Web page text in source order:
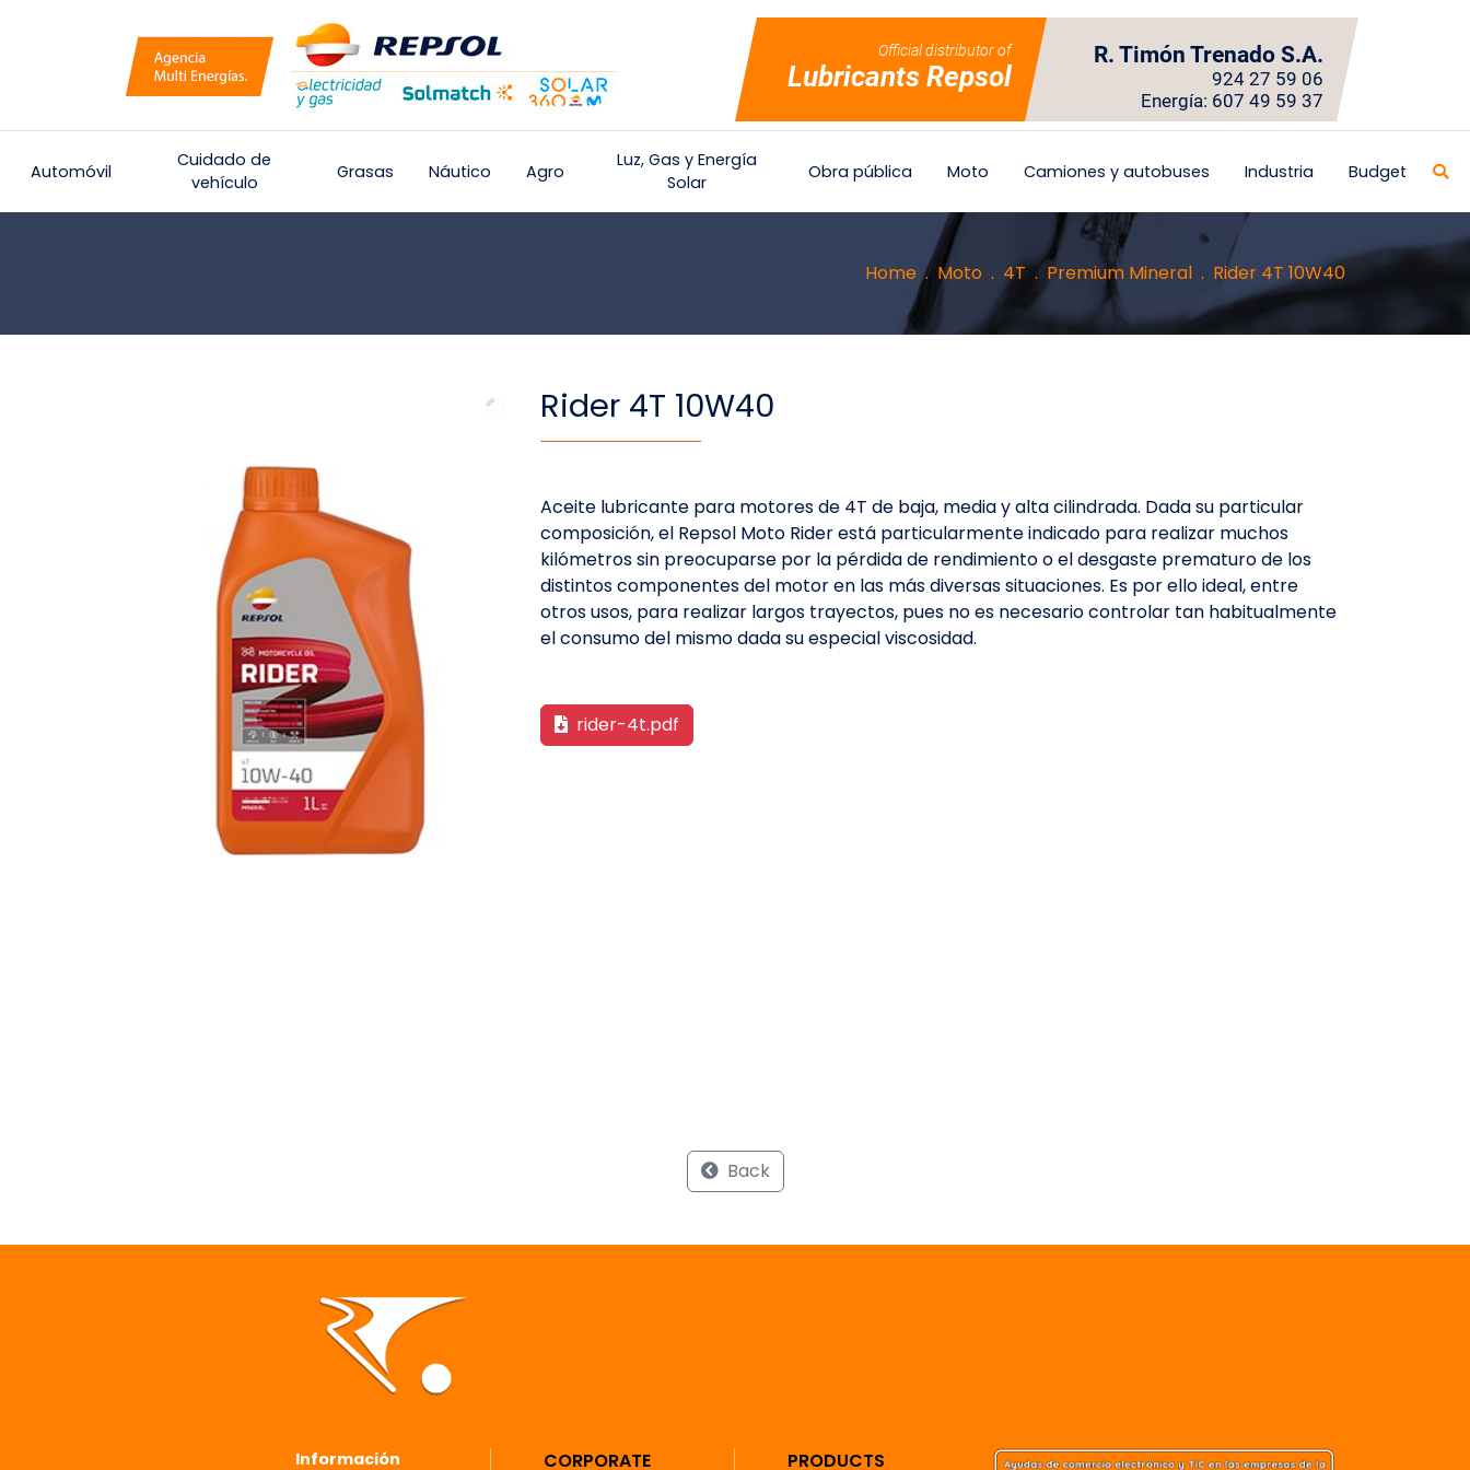
Official distributor of
Lubricants Repsol
R. Timón Trenado S.A.
924 27 59 06
Energía: 607 49 59 37
Automóvil
Cuidado de
vehículo
Grasas Náutico Agro
Luz, Gas y Energía
Solar
Obra pública Moto Camiones y autobuses Industria Budget
Home Moto 4T Premium Mineral Rider 4T 10W40
Rider 4T 10W40
Aceite lubricante para motores de 4T de baja, media y alta cilindrada. Dada su particular
composición, el Repsol Moto Rider está particularmente indicado para realizar muchos
kilómetros sin preocuparse por la pérdida de rendimiento o el desgaste prematuro de los
distintos componentes del motor en las más diversas situaciones. Es por ello ideal, entre
otros usos, para realizar largos trayectos, pues no es necesario controlar tan habitualmente
el consumo del mismo dada su especial viscosidad.
rider-4t.pdf
Back
Información CORPORATE PRODUCTS